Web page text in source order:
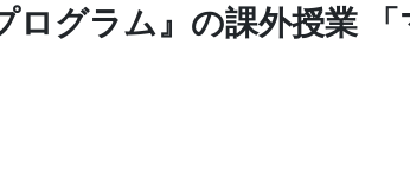
ログラム』の課外授業